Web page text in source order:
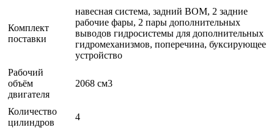
Комплект
поставки
навесная система, задний ВОМ, 2 задние
рабочие фары, 2 пары дополнительных
выводов гидросистемы для дополнительных
гидромеханизмов, поперечина, буксирующее
устройство
Рабочий
объём
двигателя
2068 см3
Количество
цилиндров
4